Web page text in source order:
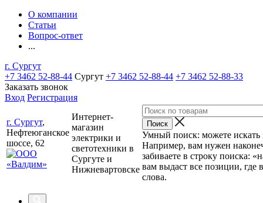
О компании
Статьи
Вопрос-ответ
...
г. Сургут
+7 3462 52-88-44 Сургут +7 3462 52-88-44 +7 3462 52-88-33
Заказать звонок
Вход Регистрация
г. Сургут,
Нефтеюганское
шоссе, 62
Интернет-
магазин
электрики и
светотехники в
Сургуте и
Нижневартовске
Умный поиск: можете искать
Например, вам нужен
забиваете в строку поиска:
вам выдаст все позиции, где
слова.